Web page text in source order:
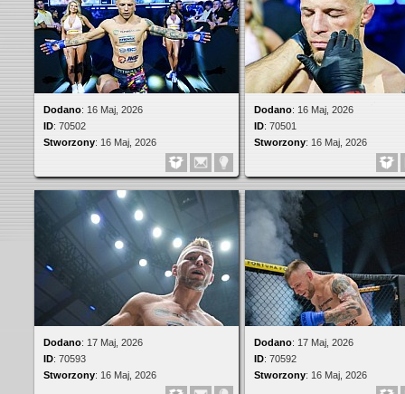
Dodano: 16 Maj, 2026
ID: 70501
Stworzony: 16 Maj, 2026
Dodano: 16 Maj, 2026
ID: 70502
Stworzony: 16 Maj, 2026
Dodano: 17 Maj, 2026
ID: 70592
Stworzony: 16 Maj, 2026
Dodano: 17 Maj, 2026
ID: 70593
Stworzony: 16 Maj, 2026